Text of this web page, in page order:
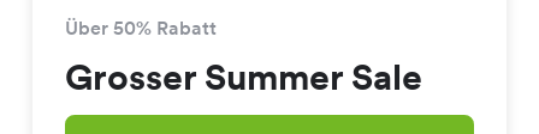
Über 50% Rabatt
Grosser Summer Sale